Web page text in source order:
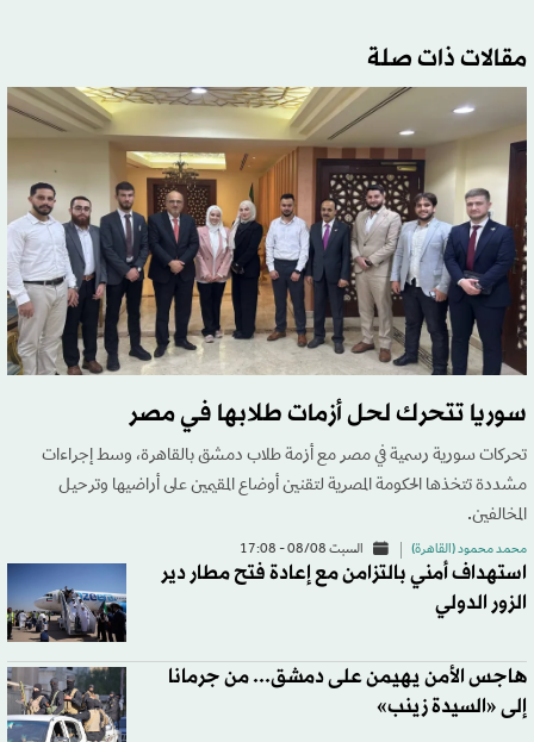
مقالات ذات صلة
سوريا تتحرك لحل أزمات طلابها في مصر
تحركات سورية رسمية في مصر مع أزمة طلاب دمشق بالقاهرة، وسط إجراءات
مشددة تتخذها الحكومة المصرية لتقنين أوضاع المقيمين على أراضيها وترحيل
المخالفين.
محمد محمود (القاهرة) السبت 08/08 - 17:08
استهداف أمني بالتزامن مع إعادة فتح مطار دير
الزور الدولي
هاجس الأمن يهيمن على دمشق... من جرمانا
إلى «السيدة زينب»